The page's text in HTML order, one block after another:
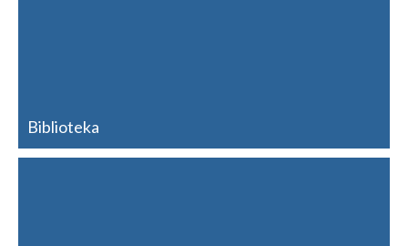
Biblioteka